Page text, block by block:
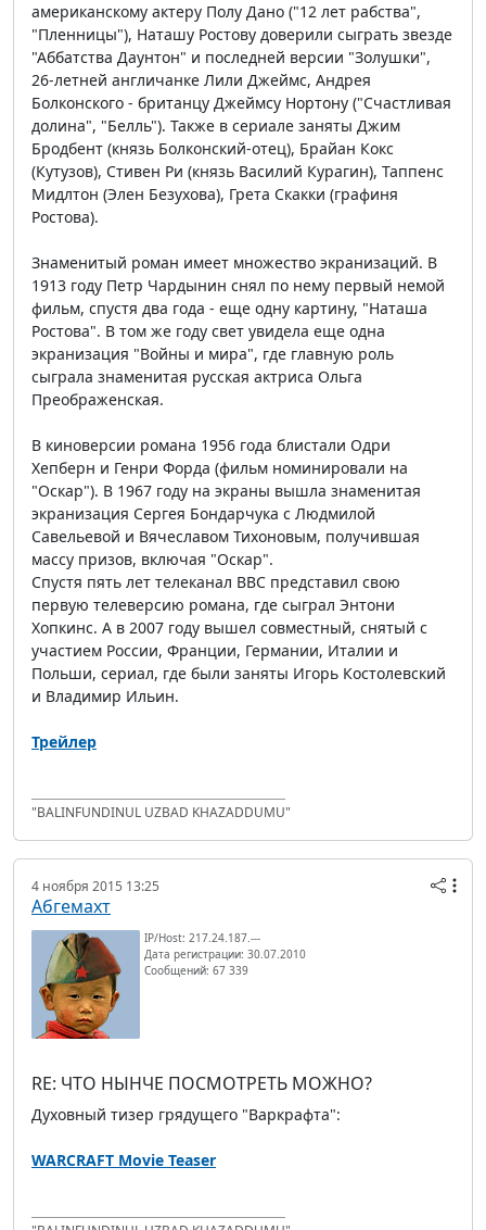
американскому актеру Полу Дано ("12 лет рабства",
"Пленницы"), Наташу Ростову доверили сыграть звезде
"Аббатства Даунтон" и последней версии "Золушки",
26-летней англичанке Лили Джеймс, Андрея
Болконского - британцу Джеймсу Нортону ("Счастливая
долина", "Белль"). Также в сериале заняты Джим
Бродбент (князь Болконский-отец), Брайан Кокс
(Кутузов), Стивен Ри (князь Василий Курагин), Таппенс
Мидлтон (Элен Безухова), Грета Скакки (графиня
Ростова).
Знаменитый роман имеет множество экранизаций. В
1913 году Петр Чардынин снял по нему первый немой
фильм, спустя два года - еще одну картину, "Наташа
Ростова". В том же году свет увидела еще одна
экранизация "Войны и мира", где главную роль
сыграла знаменитая русская актриса Ольга
Преображенская.
В киноверсии романа 1956 года блистали Одри
Хепберн и Генри Форда (фильм номинировали на
"Оскар"). В 1967 году на экраны вышла знаменитая
экранизация Сергея Бондарчука с Людмилой
Савельевой и Вячеславом Тихоновым, получившая
массу призов, включая "Оскар".
Спустя пять лет телеканал ВВС представил свою
первую телеверсию романа, где сыграл Энтони
Хопкинс. А в 2007 году вышел совместный, снятый с
участием России, Франции, Германии, Италии и
Польши, сериал, где были заняты Игорь Костолевский
и Владимир Ильин.
Трейлер
"BALINFUNDINUL UZBAD KHAZADDUMU"
4 ноября 2015 13:25
Абгемахт
IP/Host: 217.24.187.---
Дата регистрации: 30.07.2010
Сообщений: 67 339
RE: ЧТО НЫНЧЕ ПОСМОТРЕТЬ МОЖНО?
Духовный тизер грядущего "Варкрафта":
WARCRAFT Movie Teaser